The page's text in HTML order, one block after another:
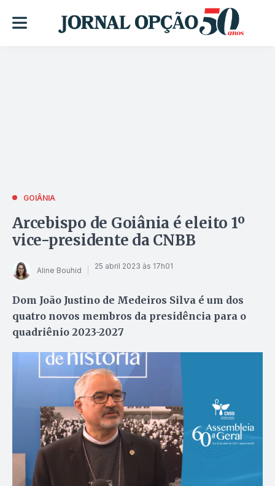
GOIÂNIA
Arcebispo de Goiânia é eleito 1º
vice-presidente da CNBB
Aline Bouhid 25 abril 2023 às 17h01
Dom João Justino de Medeiros Silva é um dos
quatro novos membros da presidência para o
quadriênio 2023-2027